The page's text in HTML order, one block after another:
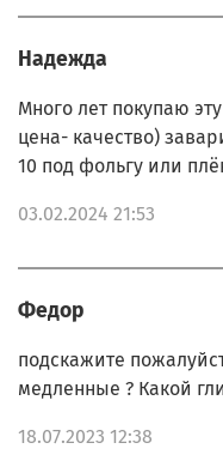
Надежда
Много лет покупаю
цена- качество)
10 под фольгу или
03.02.2024 21:53
Федор
подскажите
медленные ? Какой
18.07.2023 12:38